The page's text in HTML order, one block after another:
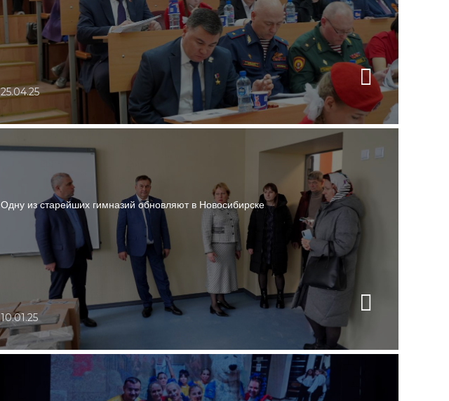
25.04.25
Одну из старейших гимназий обновляют в Новосибирске
10.01.25